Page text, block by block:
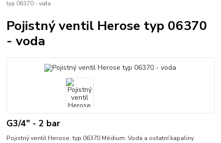
typ 06370 - voda
Pojistný ventil Herose typ 06370
- voda
G3/4" - 2 bar
Pojistný ventil Herose, typ 06370 Médium: Voda a ostatní kapaliny